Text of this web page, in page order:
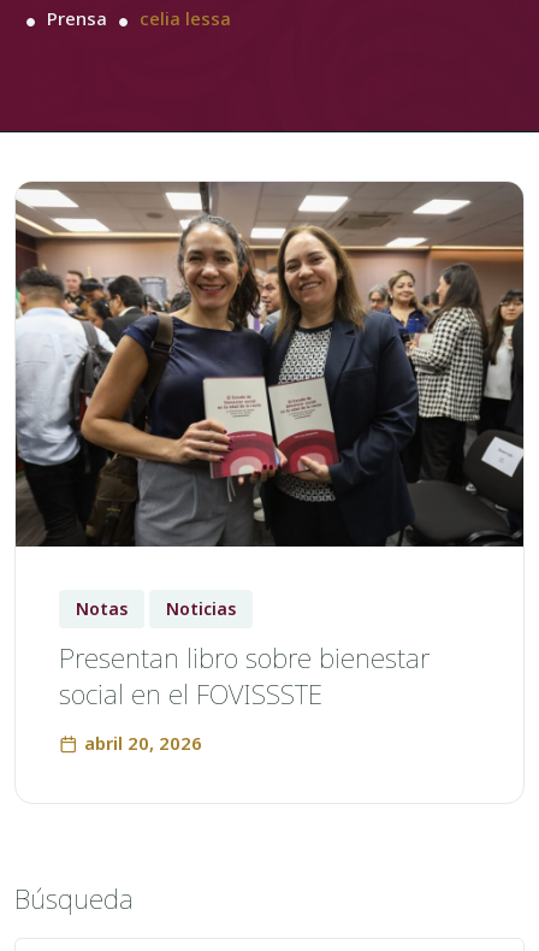
Prensa
celia lessa
Notas Noticias
Presentan libro sobre bienestar
social en el FOVISSSTE
abril 20, 2026
Búsqueda